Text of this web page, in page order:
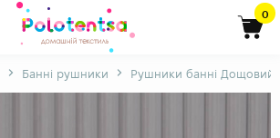
0
Банні рушники Рушники банні Дощовий